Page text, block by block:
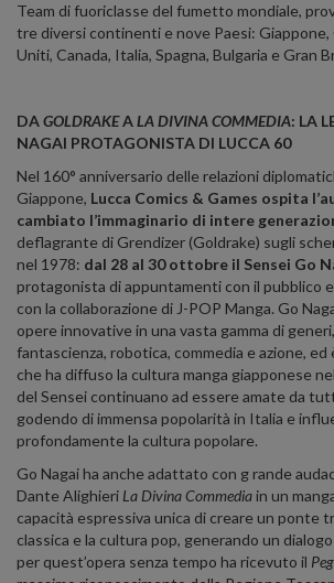
Team di fuoriclasse del fumetto mondiale,
tre diversi continenti e nove Paesi: Giappone,
Uniti, Canada, Italia, Spagna, Bulgaria e Gran
DAGOLDRAKEALA DIVINA COMMEDIA: LA
NAGAI PROTAGONISTA DI LUCCA 60
Nel 160° anniversario delle relazioni
Giappone, Lucca Comics & Games ospita
cambiato l’immaginario di intere
deflagrante di Grendizer (Goldrake) sugli
nel 1978: dal 28 al 30 ottobre il Sensei Go
protagonista di appuntamenti con il pubblico
con la collaborazione di J-POP Manga. Go
opere innovative in una vasta gamma di
fantascienza, robotica, commedia e azione, ed
che ha diffuso la cultura manga giapponese
del Sensei continuano ad essere amate da
godendo di immensa popolarità in Italia e
profondamente la cultura popolare.
Go Nagai ha anche adattato con g rande
Dante Alighieri La Divina Commediain un
capacità espressiva unica di creare un ponte
classica e la cultura pop, generando un
per quest’opera senza tempo ha ricevuto il